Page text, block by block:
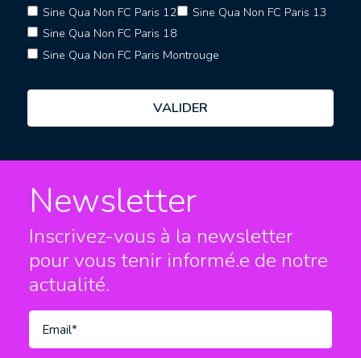
Sine Qua Non FC Paris 12
Sine Qua Non FC Paris 13
Sine Qua Non FC Paris 18
Sine Qua Non FC Paris Montrouge
Newsletter
Inscrivez-vous à la newsletter
pour vous tenir informé.e de notre
actualité.